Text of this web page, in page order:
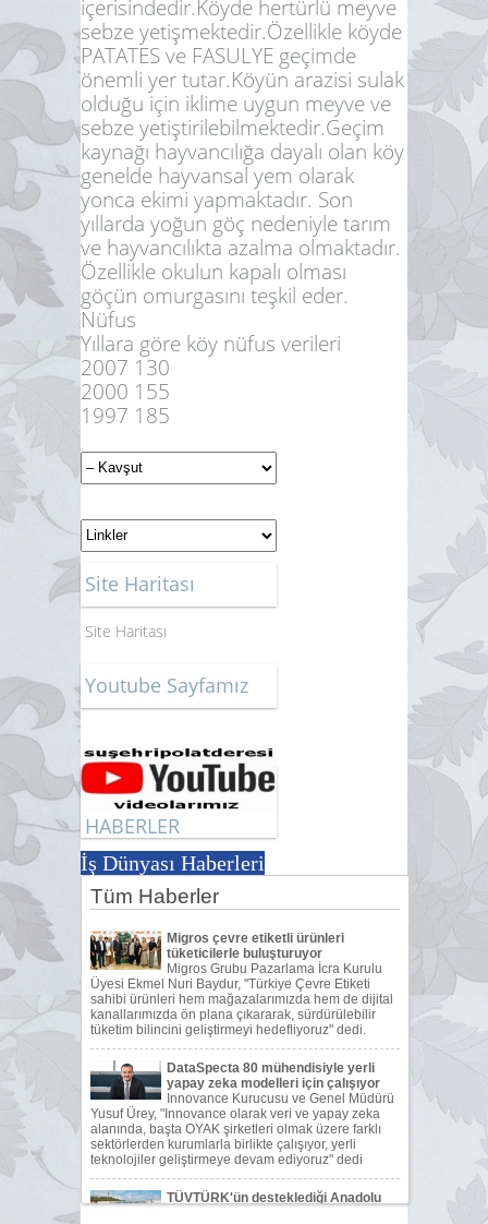
içerisindedir.Köyde hertürlü meyve
sebze yetişmektedir.Özellikle köyde
PATATES ve FASULYE geçimde
önemli yer tutar.Köyün arazisi sulak
olduğu için iklime uygun meyve ve
sebze yetiştirilebilmektedir.Geçim
kaynağı hayvancılığa dayalı olan köy
genelde hayvansal yem olarak
yonca ekimi yapmaktadır. Son
yıllarda yoğun göç nedeniyle tarım
ve hayvancılıkta azalma olmaktadır.
Özellikle okulun kapalı olması
göçün omurgasını teşkil eder.
Nüfus
Yıllara göre köy nüfus verileri
2007 130
2000 155
1997 185
Site Haritası
Site Haritası
Youtube Sayfamız
HABERLER
İş Dünyası Haberleri